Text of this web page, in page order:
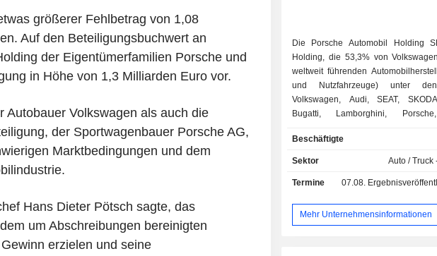
größerer Fehlbetrag von 1,08
Auf den Beteiligungsbuchwert an
der Eigentümerfamilien Porsche und
in Höhe von 1,3 Milliarden Euro vor.
Autobauer Volkswagen als auch die
der Sportwagenbauer Porsche AG,
Marktbedingungen und dem
Hans Dieter Pötsch sagte, das
um Abschreibungen bereinigten
erzielen und seine
Die Porsche Automobil Holding
Holding, die 53,3% von
weltweit führenden
und Nutzfahrzeuge) unter
Volkswagen, Audi, SEAT,
Bugatti, Lamborghini,
MAN. Die Gruppe
Finanzdienstleistungen
Porsche Automobil Holding SE
(Entwicklung von
Inrix (Entwicklung von
Beschäftigte
Sektor Auto / Truck
Termine 07.08.
Mehr Unternehmensinformationen